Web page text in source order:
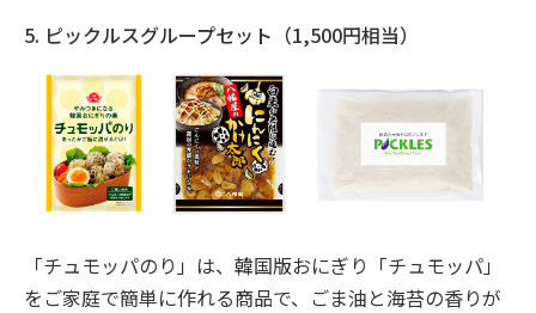
5. ピックルスグループセット（1,500円相当）
「チュモッパのり」は、韓国版おにぎり「チュモッパ」
をご家庭で簡単に作れる商品で、ごま油と海苔の香りが